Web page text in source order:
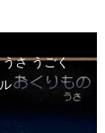
さ うごく